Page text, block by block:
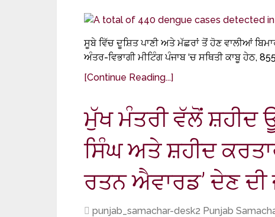
ਸੂਬੇ ਵਿੱਚ ਦੂਸ਼ਿਤ ਪਾਣੀ ਅਤੇ ਮੱਛਰਾਂ ਤੋਂ ਹੋਣ ਵਾਲੀਆਂ
ਅੰਤਰ-ਵਿਭਾਗੀ ਮੀਟਿੰਗ ਪੰਜਾਬ ‘ਚ ਸਥਿਤੀ ਕਾਬੂ ਹੇਠ,
[Continue Reading...]
ਮੁੱਖ ਮੰਤਰੀ ਵੱਲੋਂ ਸ਼ਹੀਦ
ਸਿੰਘ ਅਤੇ ਸ਼ਹੀਦ
ਰਤਨ ਐਵਾਰਡ’ ਦੇਣ
punjab_samachar-desk2 Punjab